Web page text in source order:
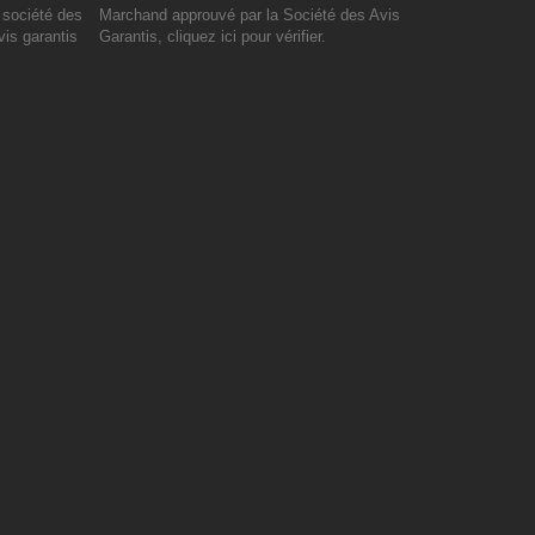
Marchand approuvé par la Société des Avis
Garantis, cliquez ici pour vérifier.